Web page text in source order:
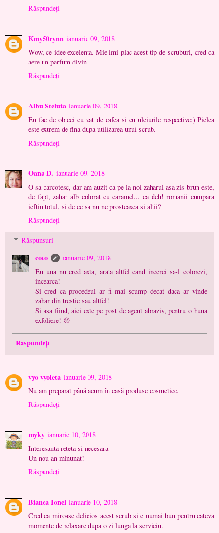
Răspundeți
Kmy50rynn ianuarie 09, 2018
Wow, ce idee excelenta. Mie imi plac acest tip de scruburi, cred ca
aere un parfum divin.
Răspundeți
Albu Steluta ianuarie 09, 2018
Eu fac de obicei cu zat de cafea si cu uleiurile respective:) Pielea
este extrem de fina dupa utilizarea unui scrub.
Răspundeți
Oana D. ianuarie 09, 2018
O sa carcotesc, dar am auzit ca pe la noi zaharul asa zis brun este,
de fapt, zahar alb colorat cu caramel... ca deh! romanii cumpara
ieftin totul, si de ce sa nu ne prosteasca si altii?
Răspundeți
Răspunsuri
coco
ianuarie 09, 2018
Eu una nu cred asta, arata altfel cand incerci sa-l colorezi,
incearca!
Si cred ca procedeul ar fi mai scump decat daca ar vinde
zahar din trestie sau altfel!
Si asa fiind, aici este pe post de agent abraziv, pentru o buna
exfoliere! 😜
Răspundeți
vyo vyoleta ianuarie 09, 2018
Nu am preparat până acum în casă produse cosmetice.
Răspundeți
myky ianuarie 10, 2018
Interesanta reteta si necesara.
Un nou an minunat!
Răspundeți
Bianca Ionel ianuarie 10, 2018
Cred ca miroase delicios acest scrub si e numai bun pentru cateva
momente de relaxare dupa o zi lunga la serviciu.